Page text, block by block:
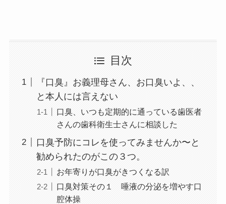
目次
『口臭』お義理母さん、お口臭いよ、、
と本人には言えない
口臭、いつも定期的に通っている歯医者
さんの歯科衛生士さんに相談した
口臭予防にコレを使ってみませんか〜と
勧められたのがこの３つ。
お年寄りが口臭がきつくなる訳
口臭対策その１ 唾液の分泌を増やす口
腔体操